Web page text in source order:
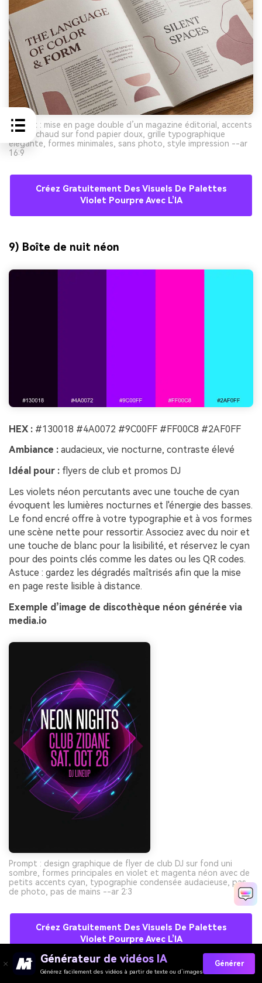
Prompt : mise en page double d’un magazine éditorial, accents
mauve chaud sur fond papier doux, grille typographique
élégante, formes minimales, sans photo, style impression --ar
16:9
Créez Gratuitement Des Visuels De Palettes
Violet Pourpre Avec L’IA
9) Boîte de nuit néon
HEX : #130018 #4A0072 #9C00FF #FF00C8 #2AF0FF
Ambiance : audacieux, vie nocturne, contraste élevé
Idéal pour : flyers de club et promos DJ
Les violets néon percutants avec une touche de cyan
évoquent les lumières nocturnes et l'énergie des basses.
Le fond encré offre à votre typographie et à vos formes
une scène nette pour ressortir. Associez avec du noir et
une touche de blanc pour la lisibilité, et réservez le cyan
pour des points clés comme les dates ou les QR codes.
Astuce : gardez les dégradés maîtrisés afin que la mise
en page reste lisible à distance.
Exemple d’image de discothèque néon générée via
media.io
Prompt : design graphique de flyer de club DJ sur fond uni
sombre, formes principales en violet et magenta néon avec de
petits accents cyan, typographie condensée audacieuse, pas
de photo, pas de mains --ar 2:3
Créez Gratuitement Des Visuels De Palettes
Violet Pourpre Avec L’IA
Générateur de vidéos IA
Générez facilement des vidéos à partir de texte ou d’images
Générer